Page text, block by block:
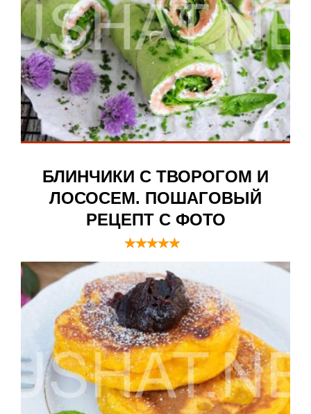
БЛИНЧИКИ С ТВОРОГОМ И
ЛОСОСЕМ. ПОШАГОВЫЙ
РЕЦЕПТ С ФОТО